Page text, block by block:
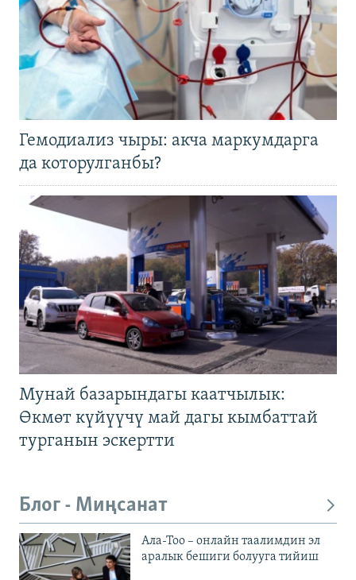
Гемодиализ чыры: акча маркумдарга
да которулганбы?
Мунай базарындагы каатчылык:
Өкмөт күйүүчү май дагы кымбаттай
турганын эскертти
Блог - Миңсанат
Ала-Тоо – онлайн таалимдин эл
аралык бешиги болууга тийиш